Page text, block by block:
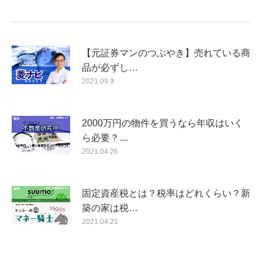
【元証券マンのつぶやき】売れている商
品が必ずし…
2021.09.9
2000万円の物件を買うなら年収はいく
ら必要？…
2021.04.26
固定資産税とは？税率はどれくらい？新
築の家は税…
2021.04.21